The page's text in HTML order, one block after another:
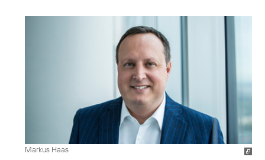
Markus Haas